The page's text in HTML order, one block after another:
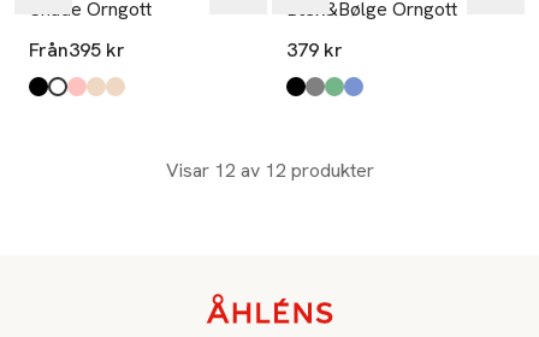
Shade Örngott
Från395 kr
Produkten finns i färgerna:
antracite grey
crisp white,
dusty pink,
nordic greige
modern greige
Bæk&Bølge Örngott
379 kr
Produkten finns i färgerna:
Svart/Sand
Grå/Björk
Grön/Ljusblå
Mörkblå/Vit
Visar 12 av 12 produkter